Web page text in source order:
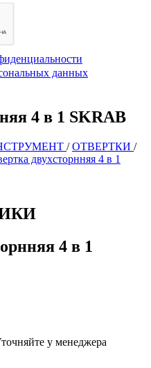
данных
4 в 1 SKRAB
/ОТВЕРТКИ /
двухсторнняя 4 в 1
4 в 1
у менеджера